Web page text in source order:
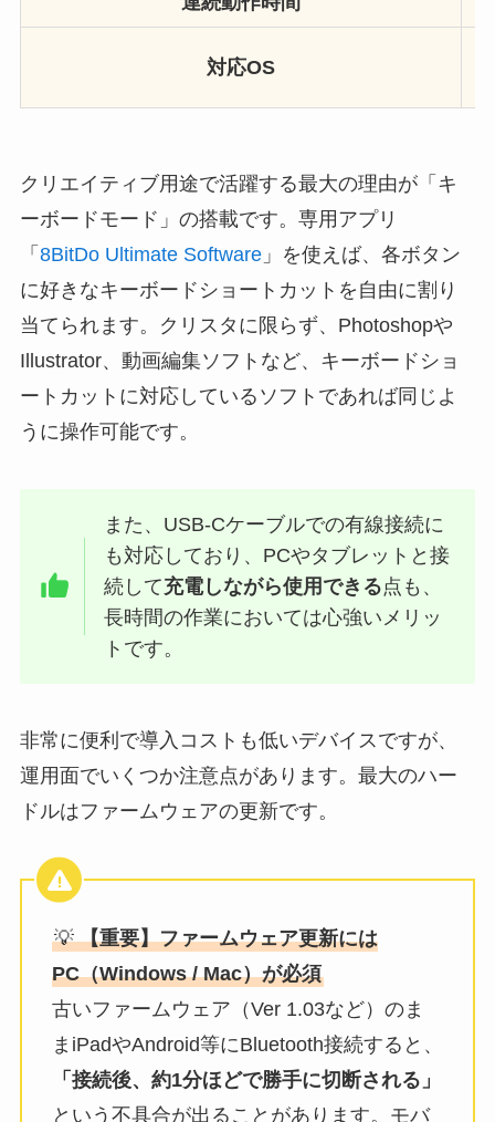
対応OS
クリエイティブ用途で活躍する最大の理由が「キ
ーボードモード」の搭載です。専用アプリ
「 8BitDo Ultimate Software」を使えば、各ボタン
に好きなキーボードショートカットを自由に割り
当てられます。クリスタに限らず、Photoshopや
Illustrator、動画編集ソフトなど、キーボードショ
ートカットに対応しているソフトであれば同じよ
うに操作可能です。
また、USB-Cケーブルでの有線接続に
も対応しており、PCやタブレットと接
続して充電しながら使用できる点も、
長時間の作業においては心強いメリッ
トです。
非常に便利で導入コストも低いデバイスですが、
運用面でいくつか注意点があります。最大のハー
ドルはファームウェアの更新です。
💡【重要】ファームウェア更新には
PC（Windows / Mac）が必須
古いファームウェア（Ver 1.03など）のま
まiPadやAndroid等にBluetooth接続すると、
「接続後、約1分ほどで勝手に切断される」
という不具合が出ることがあります。モバ